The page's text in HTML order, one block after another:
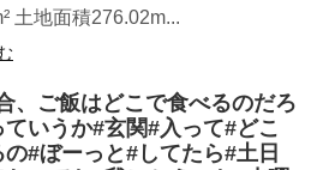
土地面積276.02m...
、ご飯はどこで食べるのだろ
ていうか#玄関#入って#どこ
の#ぼーっと#してたら#土日